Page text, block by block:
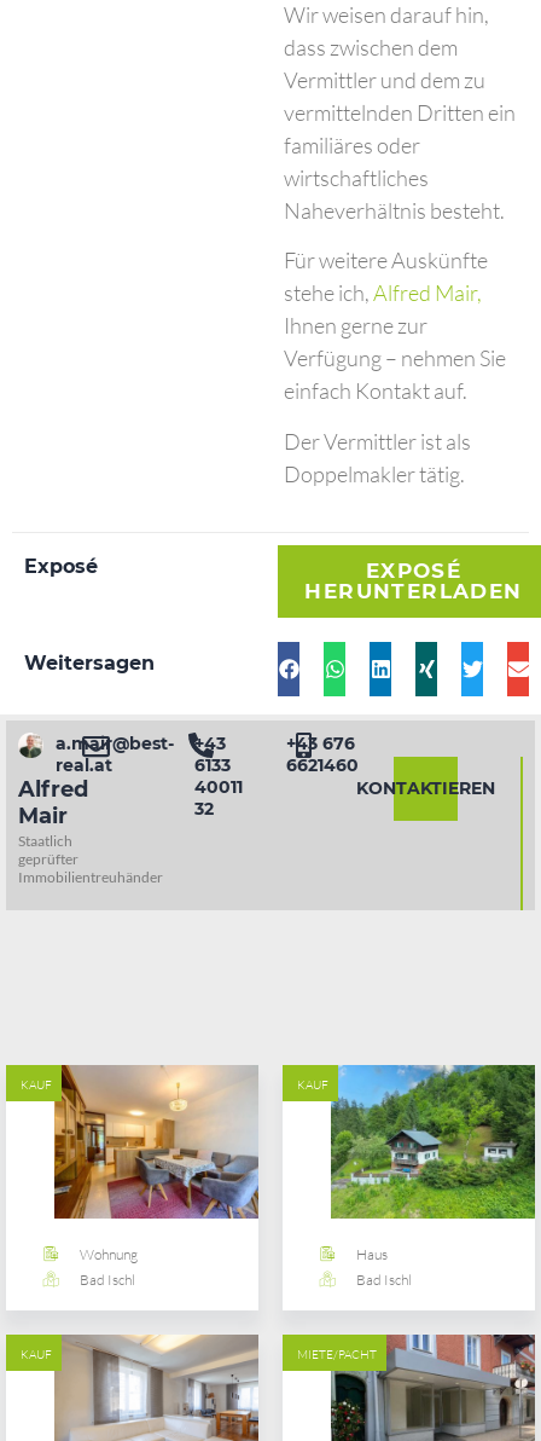
Wir weisen darauf hin,
dass zwischen dem
Vermittler und dem zu
vermittelnden Dritten ein
familiäres oder
wirtschaftliches
Naheverhältnis besteht.
Für weitere Auskünfte
stehe ich,Alfred Mair,
Ihnen gerne zur
Verfügung – nehmen Sie
einfach Kontakt auf.
Der Vermittler ist als
Doppelmakler tätig.
Exposé
EXPOSÉ
HERUNTERLADEN
Weitersagen
Alfred
Mair
Staatlich
geprüfter
Immobilientreuhänder
a.mair@best-
real.at
+43
6133
40011
32
+43 676
6621460
KONTAKTIEREN
KAUF
Wohnung
Bad Ischl
KAUF
Haus
Bad Ischl
KAUF MIETE/PACHT